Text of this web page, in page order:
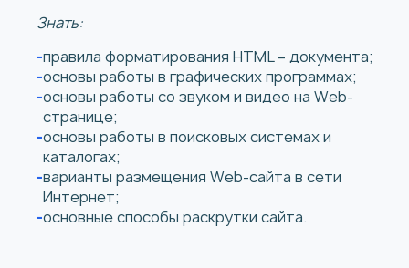
Знать:
правила форматирования HTML – документа;
основы работы в графических программах;
основы работы со звуком и видео на Web-
странице;
основы работы в поисковых системах и
каталогах;
варианты размещения Web-сайта в сети
Интернет;
основные способы раскрутки сайта.